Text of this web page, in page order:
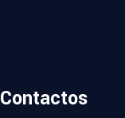
Contactos